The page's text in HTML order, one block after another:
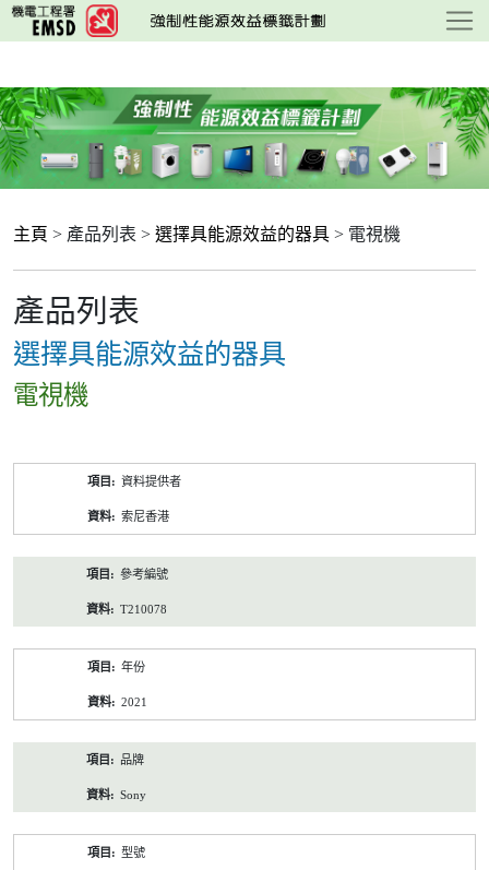
跳
至
要
內
容
主頁 > 產品列表 > 選擇具能源效益的器具 > 電視機
產品列表
選擇具能源效益的器具
電視機
資料提供者
索尼香港
參考編號
T210078
年份
2021
品牌
Sony
型號